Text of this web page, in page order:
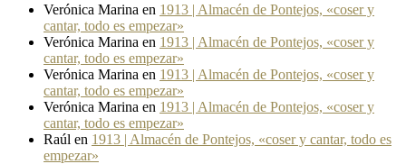
Verónica Marina en 1913 | Almacén de Pontejos, «coser y
cantar, todo es empezar»
Verónica Marina en 1913 | Almacén de Pontejos, «coser y
cantar, todo es empezar»
Verónica Marina en 1913 | Almacén de Pontejos, «coser y
cantar, todo es empezar»
Verónica Marina en 1913 | Almacén de Pontejos, «coser y
cantar, todo es empezar»
Raúl en 1913 | Almacén de Pontejos, «coser y cantar, todo es
empezar»